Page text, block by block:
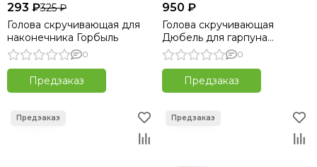
293 ₽325 ₽
Голова скручивающая для
наконечника Горбыль
0
Предзаказ
950 ₽
Голова скручивающая
Дюбель для гарпуна
Пеленгас Магнум
0
Предзаказ